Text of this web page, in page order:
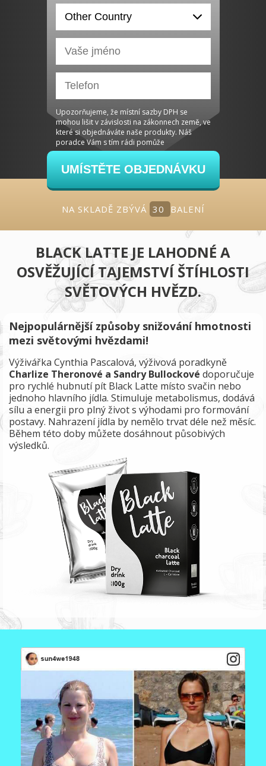
Upozorňujeme, že místní sazby DPH se
mohou lišit v závislosti na zákonnech země, ve
které si objednáváte naše produkty. Náš
poradce Vám s tím rádi pomůže
UMÍSTĚTE OBJEDNÁVKU
NA SKLADĚ ZBÝVÁ 30 BALENÍ
BLACK LATTE JE LAHODNÉ A
OSVĚŽUJÍCÍ TAJEMSTVÍ ŠTÍHLOSTI
SVĚTOVÝCH HVĚZD.
Nejpopulárnější způsoby snižování hmotnosti
mezi světovými hvězdami!
Výživářka Cynthia Pascalová, výživová poradkyně
Charlize Theronové a Sandry Bullockové doporučuje
pro rychlé hubnutí pít Black Latte místo svačin nebo
jednoho hlavního jídla. Stimuluje metabolismus, dodává
sílu a energii pro plný život s výhodami pro formování
postavy. Nahrazení jídla by nemělo trvat déle než měsíc.
Během této doby můžete dosáhnout působivých
výsledků.